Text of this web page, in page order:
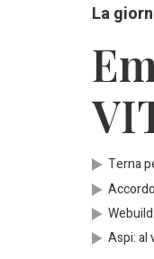
La
Terna
Aspi: al